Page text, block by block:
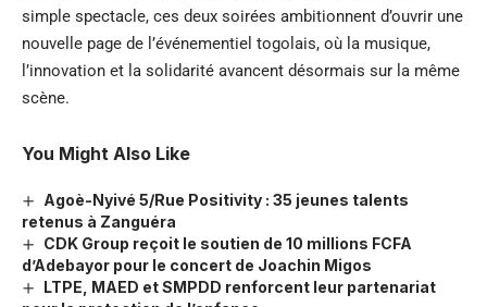
simple spectacle, ces deux soirées ambitionnent d’ouvrir une
nouvelle page de l’événementiel togolais, où la musique,
l’innovation et la solidarité avancent désormais sur la même
scène.
You Might Also Like
Agoè-Nyivé 5/Rue Positivity : 35 jeunes talents
retenus à Zanguéra
CDK Group reçoit le soutien de 10 millions FCFA
d’Adebayor pour le concert de Joachin Migos
LTPE, MAED et SMPDD renforcent leur partenariat